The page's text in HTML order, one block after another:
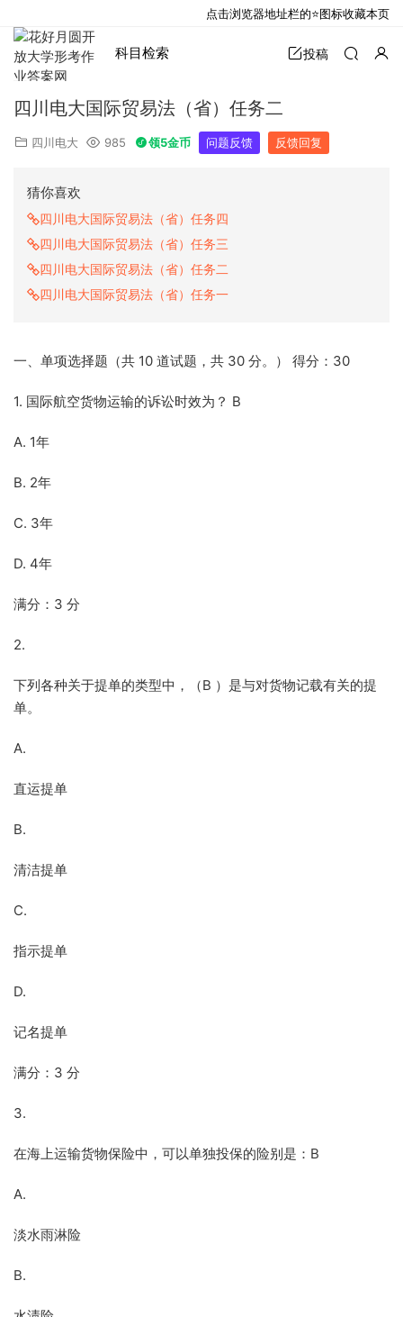
科目检索 投稿
四川电大国际贸易法（省）任务二
四川电大 985 领5金币 问题反馈 反馈回复
猜你喜欢
四川电大国际贸易法（省）任务四
四川电大国际贸易法（省）任务三
四川电大国际贸易法（省）任务二
四川电大国际贸易法（省）任务一
一、单项选择题（共 10 道试题，共 30 分。） 得分：30
1. 国际航空货物运输的诉讼时效为？ B
A. 1年
B. 2年
C. 3年
D. 4年
满分：3 分
2.
下列各种关于提单的类型中，（B ）是与对货物记载有关的提
单。
A.
直运提单
B.
清洁提单
C.
指示提单
D.
记名提单
满分：3 分
3.
在海上运输货物保险中，可以单独投保的险别是：B
A.
淡水雨淋险
B.
点击浏览器地址栏的⭐图标收藏本页